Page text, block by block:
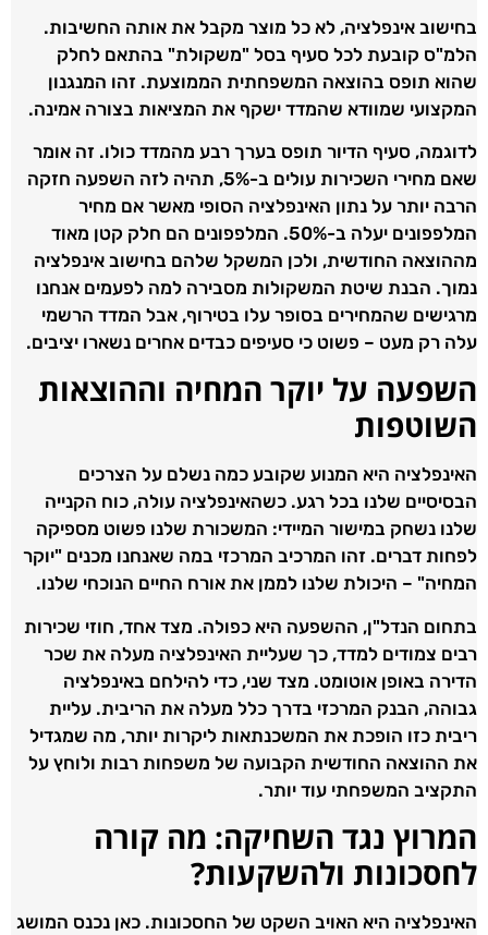
בחישוב אינפלציה, לא כל מוצר מקבל את אותה החשיבות.
הלמ"ס קובעת לכל סעיף בסל "משקולת" בהתאם לחלק
שהוא תופס בהוצאה המשפחתית הממוצעת. זהו המנגנון
המקצועי שמוודא שהמדד ישקף את המציאות בצורה אמינה.
לדוגמה, סעיף הדיור תופס בערך רבע מהמדד כולו. זה אומר
שאם מחירי השכירות עולים ב-5%, תהיה לזה השפעה חזקה
הרבה יותר על נתון האינפלציה הסופי מאשר אם מחיר
המלפפונים יעלה ב-50%. המלפפונים הם חלק קטן מאוד
מההוצאה החודשית, ולכן המשקל שלהם בחישוב אינפלציה
נמוך. הבנת שיטת המשקולות מסבירה למה לפעמים אנחנו
מרגישים שהמחירים בסופר עלו בטירוף, אבל המדד הרשמי
עלה רק מעט – פשוט כי סעיפים כבדים אחרים נשארו יציבים.
השפעה על יוקר המחיה וההוצאות
השוטפות
האינפלציה היא המנוע שקובע כמה נשלם על הצרכים
הבסיסיים שלנו בכל רגע. כשהאינפלציה עולה, כוח הקנייה
שלנו נשחק במישור המיידי: המשכורת שלנו פשוט מספיקה
לפחות דברים. זהו המרכיב המרכזי במה שאנחנו מכנים "יוקר
המחיה" – היכולת שלנו לממן את אורח החיים הנוכחי שלנו.
בתחום הנדל"ן, ההשפעה היא כפולה. מצד אחד, חוזי שכירות
רבים צמודים למדד, כך שעליית האינפלציה מעלה את שכר
הדירה באופן אוטומט. מצד שני, כדי להילחם באינפלציה
גבוהה, הבנק המרכזי בדרך כלל מעלה את הריבית. עליית
ריבית כזו הופכת את המשכנתאות ליקרות יותר, מה שמגדיל
את ההוצאה החודשית הקבועה של משפחות רבות ולוחץ על
התקציב המשפחתי עוד יותר.
המרוץ נגד השחיקה: מה קורה
לחסכונות ולהשקעות?
האינפלציה היא האויב השקט של החסכונות. כאן נכנס המושג